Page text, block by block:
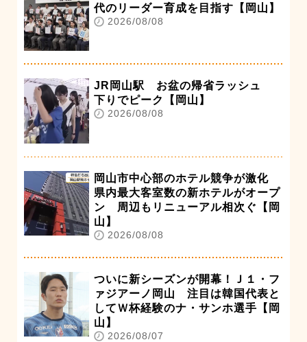
代のリーダー育成を目指す【岡山】
2026/08/08
JR岡山駅 お盆の帰省ラッシュ
下りでピーク【岡山】
2026/08/08
岡山市中心部のホテル競争が激化
県内最大客室数の新ホテルがオープ
ン 周辺もリニューアル相次ぐ【岡
山】
2026/08/08
ついに新シーズンが開幕！Ｊ１・フ
ァジアーノ岡山 注目は韓国代表と
してＷ杯経験のナ・サンホ選手【岡
山】
2026/08/07